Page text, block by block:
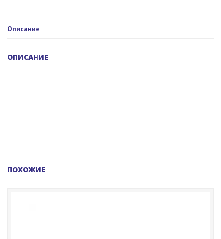
Описание
ОПИСАНИЕ
ПОХОЖИЕ